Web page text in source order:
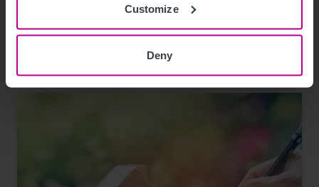
Customize
Deny
Related Articles
View other related news and insights